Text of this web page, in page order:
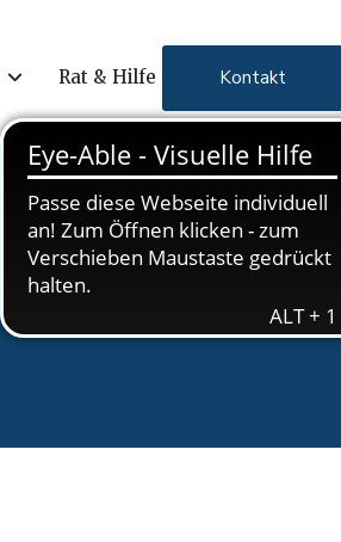
Rat & Hilfe Kontakt